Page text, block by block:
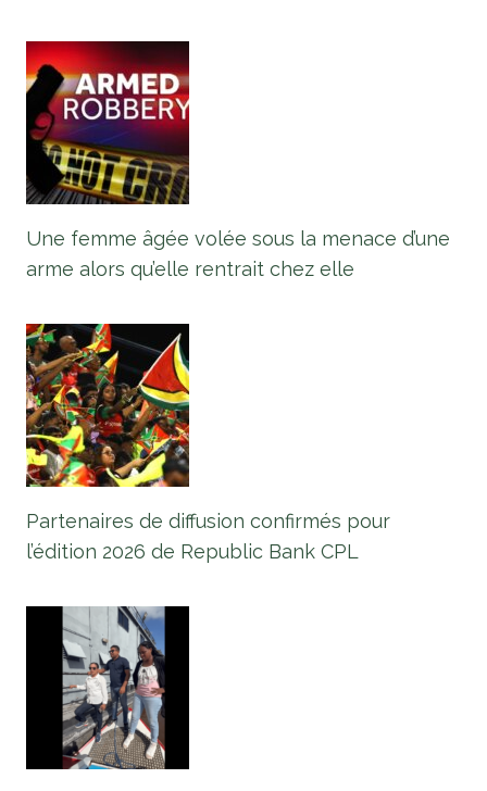
Une femme âgée volée sous la menace d’une
arme alors qu’elle rentrait chez elle
Partenaires de diffusion confirmés pour
l’édition 2026 de Republic Bank CPL